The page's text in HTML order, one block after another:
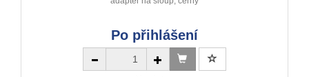
Po přihlášení